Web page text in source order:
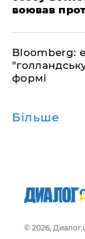
воював
Bloomberg:
формі
Більше
© 2026,